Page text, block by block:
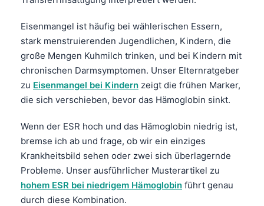
Eisenmangel ist häufig bei wählerischen Essern,
stark menstruierenden Jugendlichen, Kindern, die
große Mengen Kuhmilch trinken, und bei Kindern mit
chronischen Darmsymptomen. Unser Elternratgeber
zu Eisenmangel bei Kindern zeigt die frühen Marker,
die sich verschieben, bevor das Hämoglobin sinkt.
Wenn der ESR hoch und das Hämoglobin niedrig ist,
bremse ich ab und frage, ob wir ein einziges
Krankheitsbild sehen oder zwei sich überlagernde
Probleme. Unser ausführlicher Musterartikel zu
hohem ESR bei niedrigem Hämoglobin führt genau
durch diese Kombination.
ئۇيغۇرچە
Кыргызча
Татар теле
Беларуская мова
Ślōnskŏ gŏdka
Norsk bokmål